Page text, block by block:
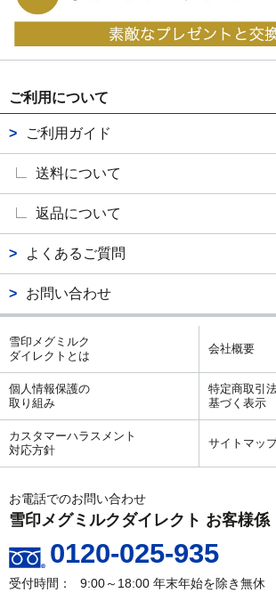
ご利用について
ご利用ガイド
送料について
返品について
よくあるご質問
お問い合わせ
雪印メグミルク
ダイレクトとは
会社概要
個人情報保護の
取り組み
特定商取引
基づく表示
カスタマーハラスメント
対応方針
サイトマッ
お電話でのお問い合わせ
雪印メグミルクダイレクト お客様係
0120-025-935
9:00～18:00 年末年始を除き無休